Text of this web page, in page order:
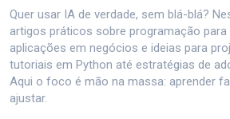
Quer usar IA de verdade, sem blá-blá?
artigos práticos sobre programação para
aplicações em negócios e ideias para
tutoriais em Python até estratégias de
Aqui o foco é mão na massa: aprender
ajustar.